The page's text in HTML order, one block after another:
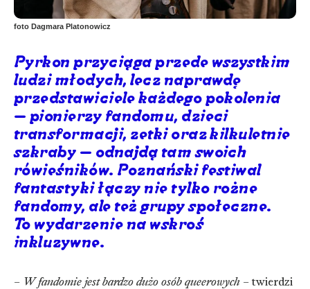
foto Dagmara Platonowicz
Pyrkon przyciąga przede wszystkim
ludzi młodych, lecz naprawdę
przedstawiciele każdego pokolenia
– pionierzy fandomu, dzieci
transformacji, zetki oraz kilkuletnie
szkraby – odnajdą tam swoich
rówieśników. Poznański festiwal
fantastyki łączy nie tylko rożne
fandomy, ale też grupy społeczne.
To wydarzenie na wskroś
inkluzywne.
– W fandomie jest bardzo dużo osób queerowych – twierdzi